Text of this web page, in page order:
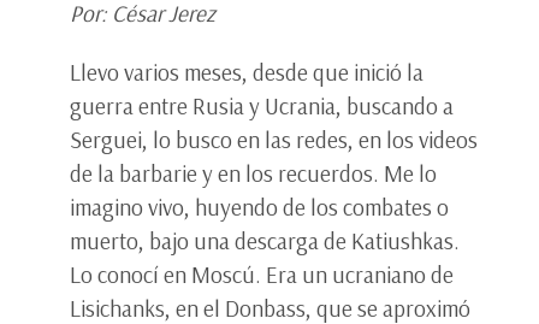
Por: César Jerez
Llevo varios meses, desde que inició la
guerra entre Rusia y Ucrania, buscando a
Serguei, lo busco en las redes, en los videos
de la barbarie y en los recuerdos. Me lo
imagino vivo, huyendo de los combates o
muerto, bajo una descarga de Katiushkas.
Lo conocí en Moscú. Era un ucraniano de
Lisichanks, en el Donbass, que se aproximó